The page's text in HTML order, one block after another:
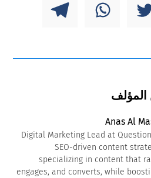
Anas Al
Digital Marketing Lead at
SEO-driven content
specializing in content that
engages, and converts, while